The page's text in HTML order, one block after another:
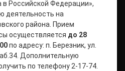
Российской Федерации»,
деятельность на
района. Прием
осуществляется до 28
по адресу: п. Березник, ул.
Дополнительную
по телефону 2-17-74.